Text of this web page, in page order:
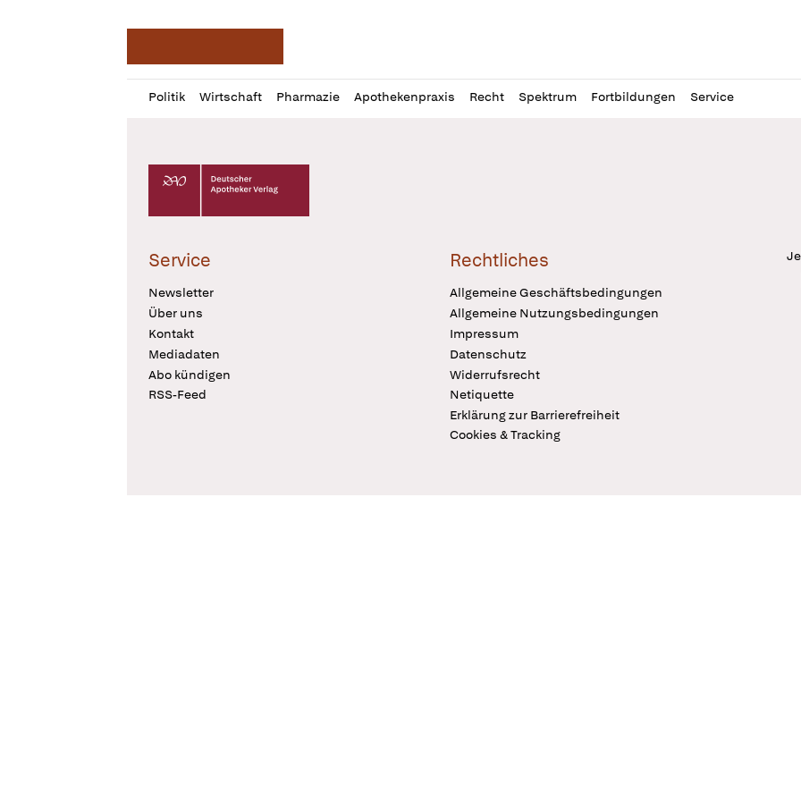
Politik Wirtschaft Pharmazie Apothekenpraxis Recht Spektrum Fortbildungen Service
Profil
öffnen
Daz
Pur
Deutscher Apotheker Verlag Logo
Service
Newsletter
Über uns
Kontakt
Mediadaten
Abo kündigen
RSS-Feed
Rechtliches
Allgemeine Geschäftsbedingungen
Allgemeine Nutzungsbedingungen
Impressum
Datenschutz
Widerrufsrecht
Netiquette
Erklärung zur Barrierefreiheit
Cookies & Tracking